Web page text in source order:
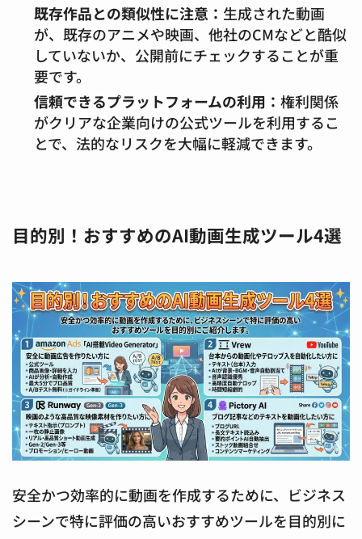
既存作品との類似性に注意： 生成された動画
が、既存のアニメや映画、他社のCMなどと酷似
していないか、公開前にチェックすることが重
要です。
信頼できるプラットフォームの利用： 権利関係
がクリアな企業向けの公式ツールを利用するこ
とで、法的なリスクを大幅に軽減できます。
目的別！おすすめのAI動画生成ツール4選
安全かつ効率的に動画を作成するために、ビジネス
シーンで特に評価の高いおすすめツールを目的別に